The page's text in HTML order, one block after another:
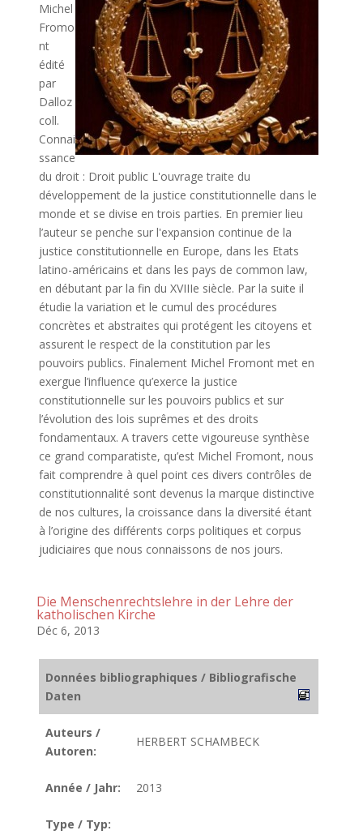
Michel
Fromo
nt
édité
par
Dalloz
coll.
Connai
ssance
du droit : Droit public L'ouvrage traite du
développement de la justice constitutionnelle dans le
monde et se divise en trois parties. En premier lieu
l’auteur se penche sur l'expansion continue de la
justice constitutionnelle en Europe, dans les Etats
latino-américains et dans les pays de common law,
en débutant par la fin du XVIIIe siècle. Par la suite il
étudie la variation et le cumul des procédures
concrètes et abstraites qui protégent les citoyens et
assurent le respect de la constitution par les
pouvoirs publics. Finalement Michel Fromont met en
exergue l’influence qu’exerce la justice
constitutionnelle sur les pouvoirs publics et sur
l’évolution des lois suprêmes et des droits
fondamentaux. A travers cette vigoureuse synthèse
ce grand comparatiste, qu’est Michel Fromont, nous
fait comprendre à quel point ces divers contrôles de
constitutionnalité sont devenus la marque distinctive
de nos cultures, la croissance dans la diversité étant
à l’origine des différents corps politiques et corpus
judiciaires que nous connaissons de nos jours.
Die Menschenrechtslehre in der Lehre der
katholischen Kirche
Déc 6, 2013
Données bibliographiques / Bibliografische
Daten
Auteurs /
Autoren:
HERBERT SCHAMBECK
Année / Jahr: 2013
Type / Typ: